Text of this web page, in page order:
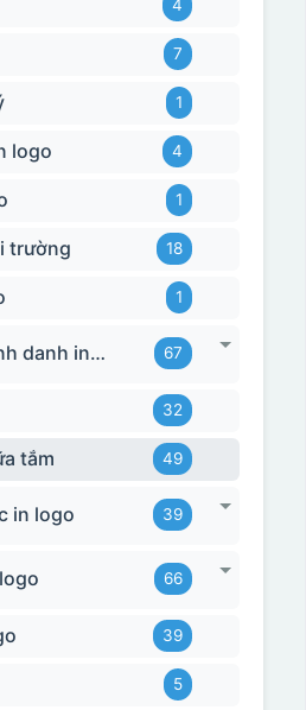
4
7
1
logo 4
1
trường 18
1
Biểu trưng - Vinh danh in logo 67
32
tắm 49
in logo 39
66
39
5